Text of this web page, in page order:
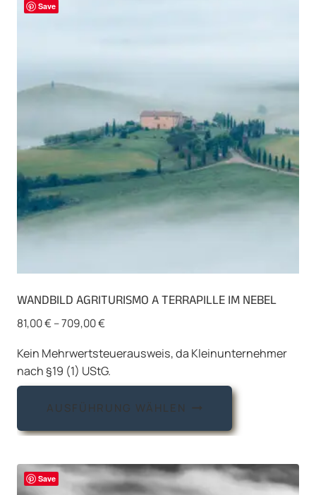
können
der
Produktseite
gewählt
Save
WANDBILD AGRITURISMO A TERRAPILLE IM NEBEL
81,00€–709,00€
Kein Mehrwertsteuerausweis, da Kleinunternehmer
nach §19 (1) UStG.
AUSFÜHRUNG WÄHLEN
Dieses
weist
Varianten
Save